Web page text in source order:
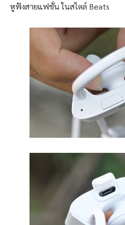
หูฟังสายแฟชั่น ในสไตล์ Beats